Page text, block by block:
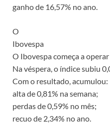
ganho de 16,57% no ano.
O
Ibovespa
O Ibovespa começa a
Na véspera, o índice subiu
Com o resultado, acumulou:
alta de 0,81% na semana;
perdas de 0,59% no mês;
recuo de 2,34% no ano.